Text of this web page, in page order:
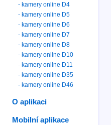
- kamery online D4
- kamery online D5
- kamery online D6
- kamery online D7
- kamery online D8
- kamery online D10
- kamery online D11
- kamery online D35
- kamery online D46
O aplikaci
Mobilní aplikace